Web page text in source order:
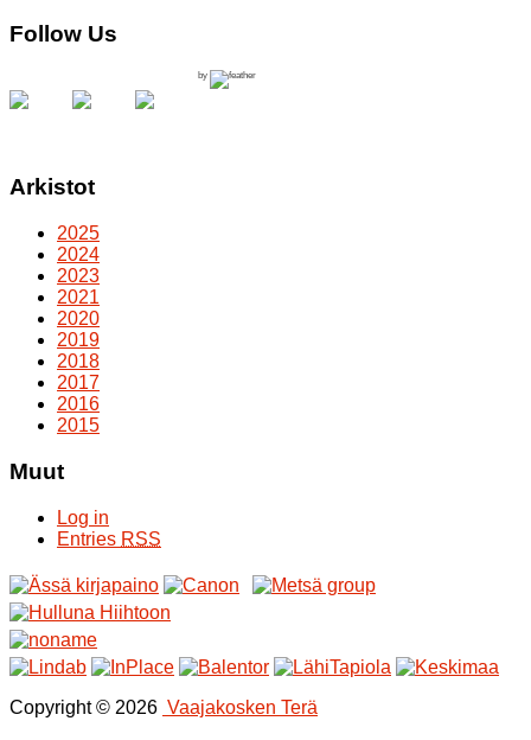
Follow Us
by
Arkistot
2025
2024
2023
2021
2020
2019
2018
2017
2016
2015
Muut
Log in
Entries RSS
Copyright © 2026 Vaajakosken Terä